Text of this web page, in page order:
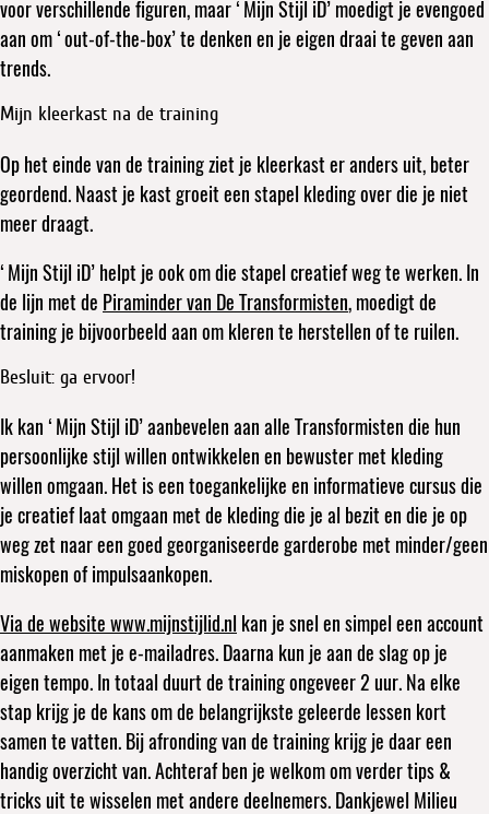
voor verschillende figuren, maar ‘Mijn Stijl iD’ moedigt je evengoed
aan om ‘out-of-the-box’ te denken en je eigen draai te geven aan
trends.
Mijn kleerkast na de training
Op het einde van de training ziet je kleerkast er anders uit, beter
geordend. Naast je kast groeit een stapel kleding over die je niet
meer draagt.
‘Mijn Stijl iD’ helpt je ook om die stapel creatief weg te werken. In
de lijn met de Piraminder van De Transformisten, moedigt de
training je bijvoorbeeld aan om kleren te herstellen of te ruilen.
Besluit: ga ervoor!
Ik kan ‘Mijn Stijl iD’ aanbevelen aan alle Transformisten die hun
persoonlijke stijl willen ontwikkelen en bewuster met kleding
willen omgaan. Het is een toegankelijke en informatieve cursus die
je creatief laat omgaan met de kleding die je al bezit en die je op
weg zet naar een goed georganiseerde garderobe met minder/geen
miskopen of impulsaankopen.
Via de website www.mijnstijlid.nl kan je snel en simpel een account
aanmaken met je e-mailadres. Daarna kun je aan de slag op je
eigen tempo. In totaal duurt de training ongeveer 2 uur. Na elke
stap krijg je de kans om de belangrijkste geleerde lessen kort
samen te vatten. Bij afronding van de training krijg je daar een
handig overzicht van. Achteraf ben je welkom om verder tips &
tricks uit te wisselen met andere deelnemers. Dankjewel Milieu